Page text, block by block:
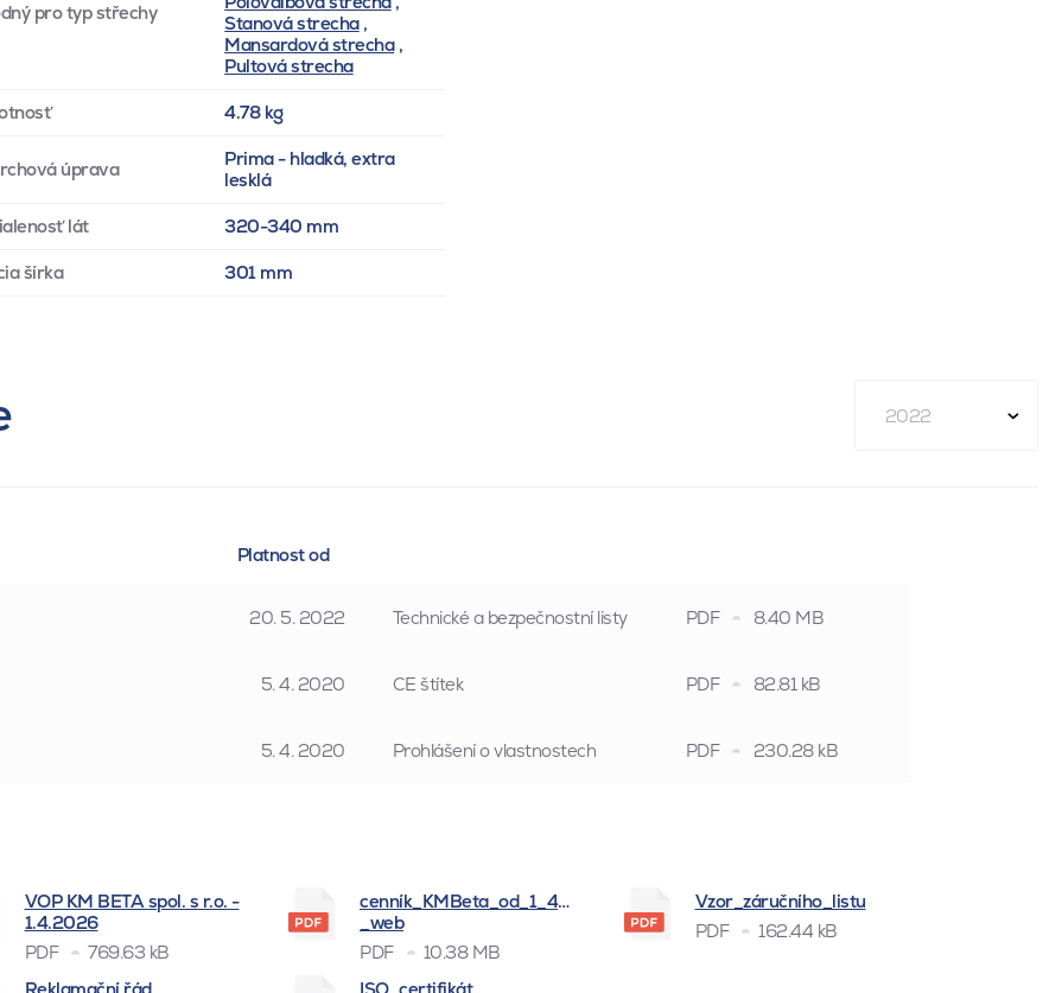
pro typ střechy
Stanová strecha,
Mansardová strecha,
Pultová strecha
4.78 kg
úprava
Prima - hladká, extra
lesklá
lát 320-340 mm
šírka 301 mm
2022
Platnost od
20. 5. 2022 Technické a bezpečnostní listy PDF 8.40 MB
5. 4. 2020 CE štítek PDF 82.81 kB
5. 4. 2020 Prohlášení o vlastnostech PDF 230.28 kB
VOP KM BETA spol. s r.o. -
1.4.2026
PDF
769.63 kB
cenník_KMBeta_od_1_4_2026
_web
PDF
10.38 MB
Vzor_záručního_listu
PDF
162.44 kB